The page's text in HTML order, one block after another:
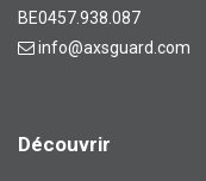
BE0457.938.087
info@axsguard.com
Découvrir